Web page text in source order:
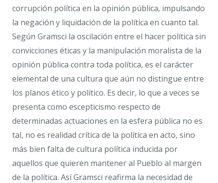
corrupción política en la opinión pública, impulsando
la negación y liquidación de la política en cuanto tal.
Según Gramsci la oscilación entre el hacer política sin
convicciones éticas y la manipulación moralista de la
opinión pública contra toda política, es el carácter
elemental de una cultura que aún no distingue entre
los planos ético y político. Es decir, lo que a veces se
presenta como escepticismo respecto de
determinadas actuaciones en la esfera pública no es
tal, no es realidad crítica de la política en acto, sino
más bien falta de cultura política inducida por
aquellos que quieren mantener al Pueblo al margen
de la política. Así Gramsci reafirma la necesidad de